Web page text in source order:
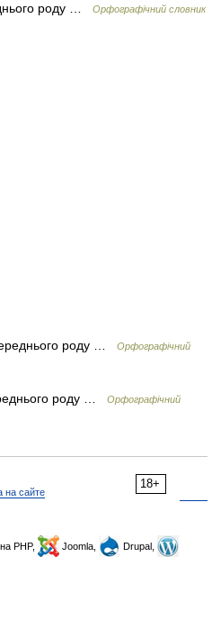
роду …
Орфографічний словник
роду …
Орфографічний
роду …
Орфографічний
18+
на сайте
PHP, Joomla,
Drupal,